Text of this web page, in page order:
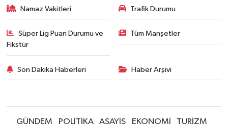
Namaz Vakitleri Trafik Durumu
Süper Lig Puan Durumu ve
Fikstür
Tüm Manşetler
Son Dakika Haberleri Haber Arşivi
GÜNDEM POLİTİKA ASAYİŞ EKONOMİ TURİZM